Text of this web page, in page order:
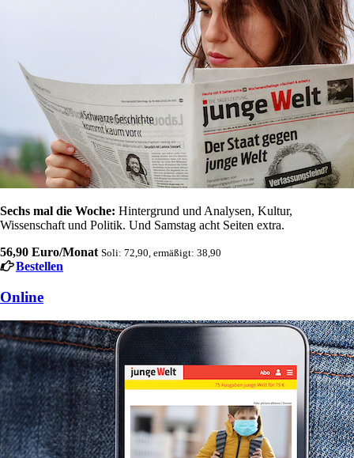
Sechs mal die Woche: Hintergrund und Analysen, Kultur,
Wissenschaft und Politik. Und Samstag acht Seiten extra.
56,90 Euro/Monat Soli: 72,90, ermäßigt: 38,90
Bestellen
Online